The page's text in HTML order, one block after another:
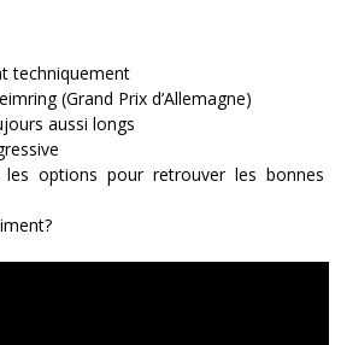
techniquement
(Grand Prix d’Allemagne)
aussi longs
options pour retrouver les bonnes